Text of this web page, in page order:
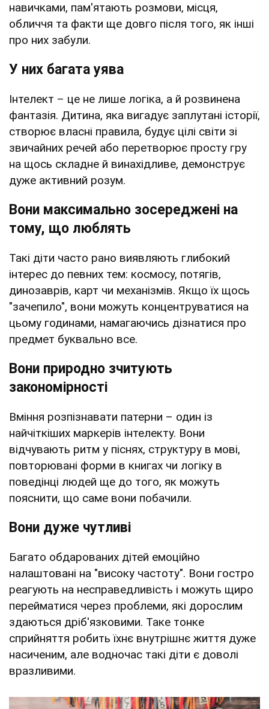
навичками, пам'ятають розмови, місця,
обличчя та факти ще довго після того, як інші
про них забули.
У них багата уява
Інтелект – це не лише логіка, а й розвинена
фантазія. Дитина, яка вигадує заплутані історії,
створює власні правила, будує цілі світи зі
звичайних речей або перетворює просту гру
на щось складне й винахідливе, демонструє
дуже активний розум.
Вони максимально зосереджені на
тому, що люблять
Такі діти часто рано виявляють глибокий
інтерес до певних тем: космосу, потягів,
динозаврів, карт чи механізмів. Якщо їх щось
"зачепило", вони можуть концентруватися на
цьому годинами, намагаючись дізнатися про
предмет буквально все.
Вони природно зчитують
закономірності
Вміння розпізнавати патерни – один із
найчіткіших маркерів інтелекту. Вони
відчувають ритм у піснях, структуру в мові,
повторювані форми в книгах чи логіку в
поведінці людей ще до того, як можуть
пояснити, що саме вони побачили.
Вони дуже чутливі
Багато обдарованих дітей емоційно
налаштовані на "високу частоту". Вони гостро
реагують на несправедливість і можуть щиро
перейматися через проблеми, які дорослим
здаються дріб'язковими. Таке тонке
сприйняття робить їхнє внутрішнє життя дуже
насиченим, але водночас такі діти є доволі
вразливими.